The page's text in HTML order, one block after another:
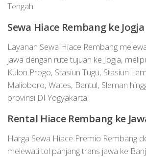
Tengah.
Sewa Hiace Rembang ke Jogja
Layanan Sewa Hiace Rembang
jawa dengan rute tujuan ke Jogja,
Kulon Progo, Stasiun Tugu, Stasiun
Malioboro, Wates, Bantul, Sleman
provinsi DI Yogyakarta.
Rental Hiace Rembang ke
Harga Sewa Hiace Premio Rembang
melewati tol panjang trans jawa ke